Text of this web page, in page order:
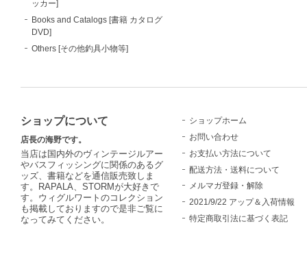
ッカー]
Books and Catalogs [書籍 カタログ
DVD]
Others [その他釣具小物等]
ショップについて
店長の海野です。
当店は国内外のヴィンテージルアー
やバスフィッシングに関係のあるグ
ッズ、書籍などを通信販売致しま
す。RAPALA、STORMが大好きで
す。ウィグルワートのコレクション
も掲載しておりますので是非ご覧に
なってみてください。
ショップホーム
お問い合わせ
お支払い方法について
配送方法・送料について
メルマガ登録・解除
2021/9/22 アップ＆入荷情報
特定商取引法に基づく表記